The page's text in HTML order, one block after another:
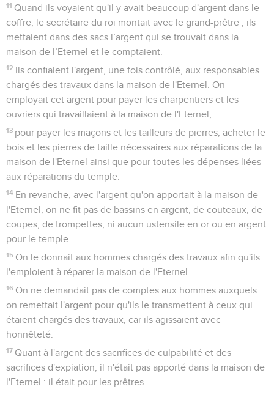
11 Quand ils voyaient qu'il y avait beaucoup d'argent dans le
coffre, le secrétaire du roi montait avec le grand-prêtre ; ils
mettaient dans des sacs l’argent qui se trouvait dans la
maison de l’Eternel et le comptaient.
12 Ils confiaient l'argent, une fois contrôlé, aux responsables
chargés des travaux dans la maison de l'Eternel. On
employait cet argent pour payer les charpentiers et les
ouvriers qui travaillaient à la maison de l'Eternel,
13 pour payer les maçons et les tailleurs de pierres, acheter le
bois et les pierres de taille nécessaires aux réparations de la
maison de l'Eternel ainsi que pour toutes les dépenses liées
aux réparations du temple.
14 En revanche, avec l'argent qu'on apportait à la maison de
l'Eternel, on ne fit pas de bassins en argent, de couteaux, de
coupes, de trompettes, ni aucun ustensile en or ou en argent
pour le temple.
15 On le donnait aux hommes chargés des travaux afin qu'ils
l'emploient à réparer la maison de l'Eternel.
16 On ne demandait pas de comptes aux hommes auxquels
on remettait l'argent pour qu'ils le transmettent à ceux qui
étaient chargés des travaux, car ils agissaient avec
honnêteté.
17 Quant à l'argent des sacrifices de culpabilité et des
sacrifices d'expiation, il n'était pas apporté dans la maison de
l'Eternel : il était pour les prêtres.